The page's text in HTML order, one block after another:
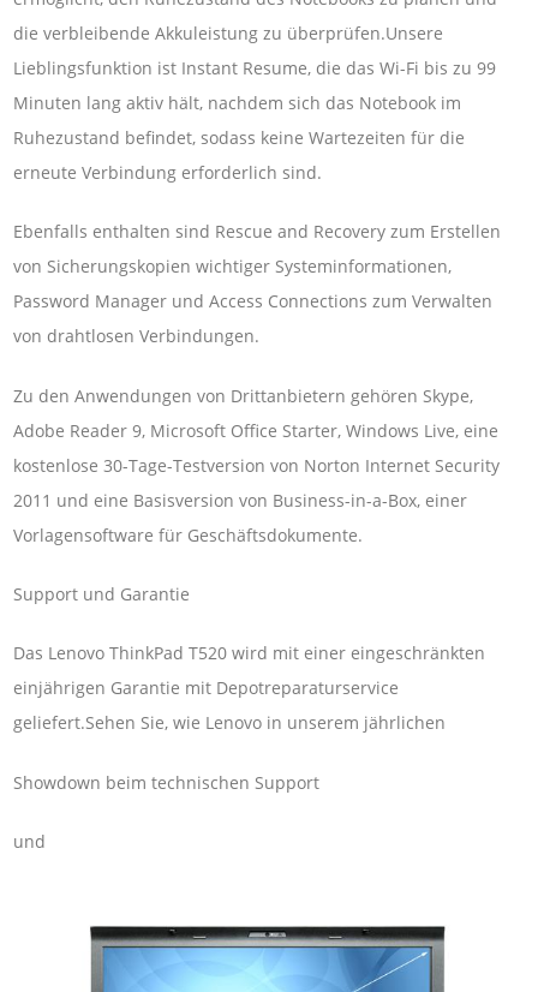
die verbleibende Akkuleistung zu überprüfen.Unsere
Lieblingsfunktion ist Instant Resume, die das Wi-Fi bis zu 99
Minuten lang aktiv hält, nachdem sich das Notebook im
Ruhezustand befindet, sodass keine Wartezeiten für die
erneute Verbindung erforderlich sind.
Ebenfalls enthalten sind Rescue and Recovery zum Erstellen
von Sicherungskopien wichtiger Systeminformationen,
Password Manager und Access Connections zum Verwalten
von drahtlosen Verbindungen.
Zu den Anwendungen von Drittanbietern gehören Skype,
Adobe Reader 9, Microsoft Office Starter, Windows Live, eine
kostenlose 30-Tage-Testversion von Norton Internet Security
2011 und eine Basisversion von Business-in-a-Box, einer
Vorlagensoftware für Geschäftsdokumente.
Support und Garantie
Das Lenovo ThinkPad T520 wird mit einer eingeschränkten
einjährigen Garantie mit Depotreparaturservice
geliefert.Sehen Sie, wie Lenovo in unserem jährlichen
Showdown beim technischen Support
und